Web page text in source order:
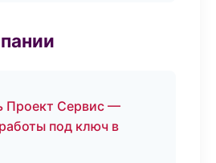
Проект Сервис —
под ключ в